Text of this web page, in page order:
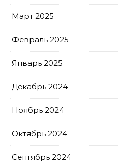
Март 2025
Февраль 2025
Январь 2025
Декабрь 2024
Ноябрь 2024
Октябрь 2024
Сентябрь 2024